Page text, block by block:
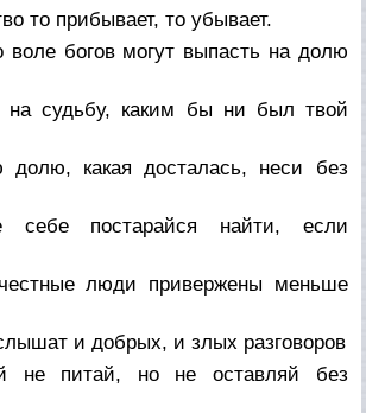
то прибывает, то убывает.
богов могут выпасть на долю
на судьбу, каким бы ни был твой
какая досталась, неси без
себе постарайся найти, если
люди привержены меньше
и добрых, и злых разговоров
не питай, но не оставляй без